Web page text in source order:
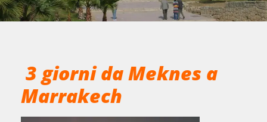
3 giorni da Meknes a
Marrakech